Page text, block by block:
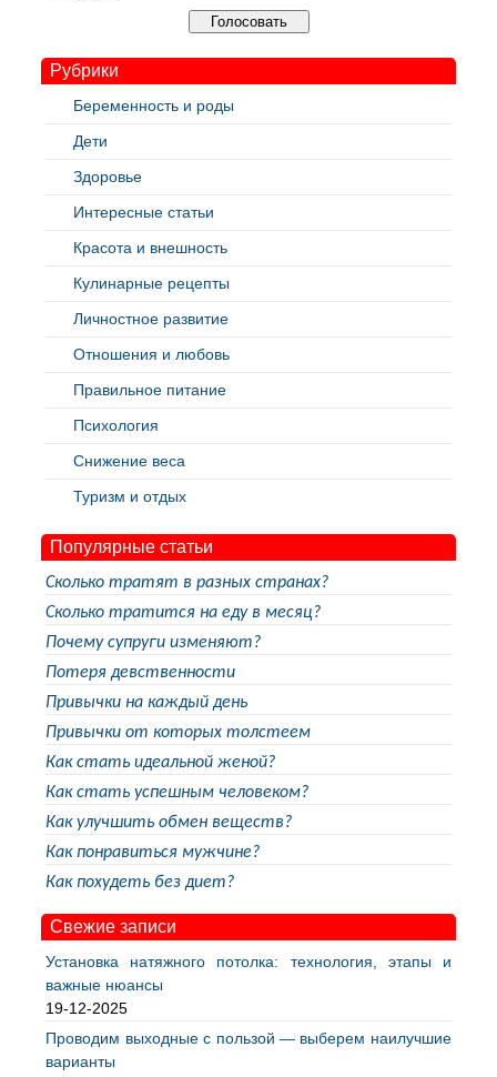
Рубрики
Беременность и роды
Дети
Здоровье
Интересные статьи
Красота и внешность
Кулинарные рецепты
Личностное развитие
Отношения и любовь
Правильное питание
Психология
Снижение веса
Туризм и отдых
Популярные статьи
Сколько тратят в разных странах?
Сколько тратится на еду в месяц?
Почему супруги изменяют?
Потеря девственности
Привычки на каждый день
Привычки от которых толстеем
Как стать идеальной женой?
Как стать успешным человеком?
Как улучшить обмен веществ?
Как понравиться мужчине?
Как похудеть без диет?
Свежие записи
Установка натяжного потолка: технология, этапы и
важные нюансы
19-12-2025
Проводим выходные с пользой — выберем наилучшие
варианты